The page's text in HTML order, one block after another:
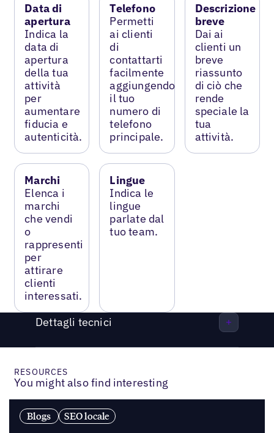
Data di
apertura
Indica la
data di
apertura
della tua
attività
per
aumentare
fiducia e
autenticità.
Telefono
Permetti
ai clienti
di
contattarti
facilmente
aggiungendo
il tuo
numero di
telefono
principale.
Descrizione
breve
Dai ai
clienti un
breve
riassunto
di ciò che
rende
speciale la
tua
attività.
Marchi
Elenca i
marchi
che vendi
o
rappresenti
per
attirare
clienti
interessati.
Lingue
Indica le
lingue
parlate dal
tuo team.
Dettagli tecnici
RESOURCES
You might also find interesting
Blogs SEO locale